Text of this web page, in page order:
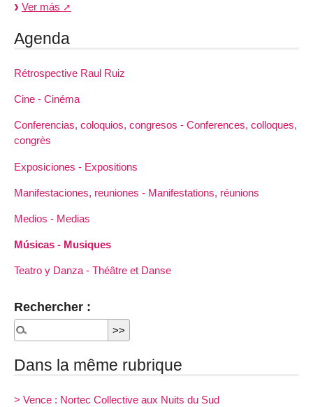
Ver más
Agenda
Rétrospective Raul Ruiz
Cine - Cinéma
Conferencias, coloquios, congresos - Conferences, colloques,
congrès
Exposiciones - Expositions
Manifestaciones, reuniones - Manifestations, réunions
Medios - Medias
Músicas - Musiques
Teatro y Danza - Théâtre et Danse
Rechercher :
Dans la même rubrique
> Vence : Nortec Collective aux Nuits du Sud